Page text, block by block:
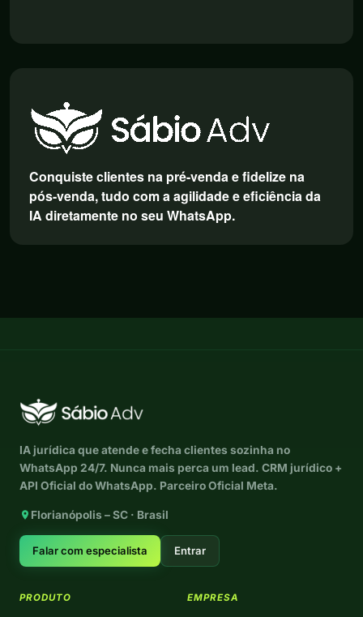
Conquiste clientes na pré-venda e fidelize na
pós-venda, tudo com a agilidade e eficiência da
IA diretamente no seu WhatsApp.
IA jurídica que atende e fecha clientes sozinha no
WhatsApp 24/7. Nunca mais perca um lead. CRM jurídico +
API Oficial do WhatsApp. Parceiro Oficial Meta.
Florianópolis – SC · Brasil
Falar com especialista Entrar
PRODUTO EMPRESA